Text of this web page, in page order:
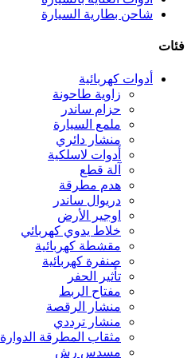
شاحن بطارية السيارة
فئات
أدوات كهربائية
زاوية طاحونة
حزام ساندر
ملمع السيارة
منشار دائري
أدوات لاسلكية
آلة قطع
هدم مطرقة
دريوال ساندر
اوجير الأرض
خلاط يدوي كهربائي
مقشطة كهربائية
صنفرة كهربائية
تأثير الحفر
مفتاح الربط
منشار الرقصة
منشار ترددي
مثقاب المطرقة الدوارة
مسدس رش